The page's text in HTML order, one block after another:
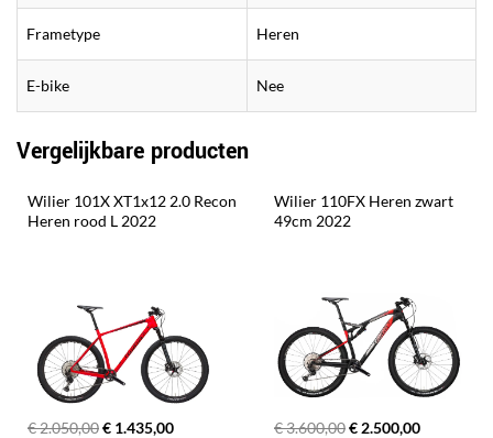
Frametype Heren
E-bike Nee
Vergelijkbare producten
Wilier 101X XT1x12 2.0 Recon
Heren rood L 2022
€ 2.050,00€ 1.435,00
Wilier 110FX Heren zwart
49cm 2022
€ 3.600,00€ 2.500,00